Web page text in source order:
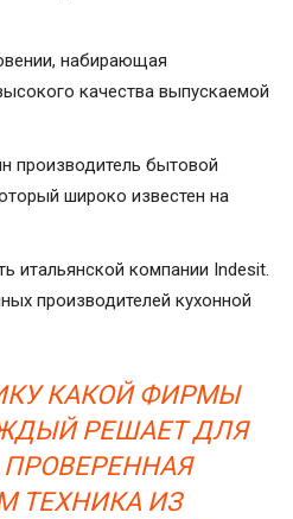
набирающая
качества выпускаемой
производитель бытовой
широко известен на
итальянской компании Indesit.
производителей кухонной
КАКОЙ ФИРМЫ
РЕШАЕТ ДЛЯ
ТЕХНИКА ИЗ